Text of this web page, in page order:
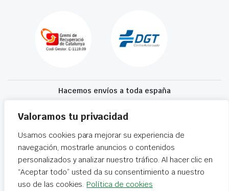
Valoramos tu privacidad
Usamos cookies para mejorar su experiencia de
navegación, mostrarle anuncios o contenidos
personalizados y analizar nuestro tráfico. Al hacer clic en
“Aceptar todo” usted da su consentimiento a nuestro
uso de las cookies. Política de cookies
Hacemos envíos a toda españa
Recibe tu recambio en 24-72 horas
Desguaces El Recanvi 2026 ©Condiciones generales·Declaración de